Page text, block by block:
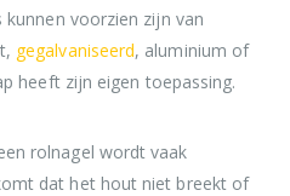
kunnen voorzien zijn van
gegalvaniseerd, aluminium of
heeft zijn eigen toepassing.
rolnagel wordt vaak
dat het hout niet breekt of